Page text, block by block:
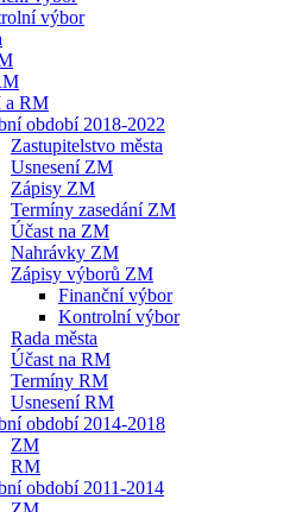
výbor
a RM
období 2018-2022
Zastupitelstvo města
Usnesení ZM
Zápisy ZM
Termíny zasedání ZM
Účast na ZM
Nahrávky ZM
Zápisy výborů ZM
Finanční výbor
Kontrolní výbor
Rada města
Účast na RM
Termíny RM
Usnesení RM
období 2014-2018
ZM
RM
období 2011-2014